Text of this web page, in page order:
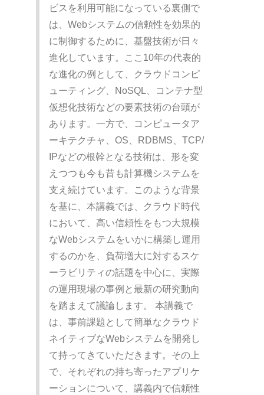
ビスを利用可能になっている裏側で
は、Webシステムの信頼性を効果的
に制御するために、基盤技術が日々
進化しています。ここ10年の代表的
な進化の例として、クラウドコンピ
ューティング、NoSQL、コンテナ型
仮想化技術などの要素技術の台頭が
あります。一方で、コンピュータア
ーキテクチャ、OS、RDBMS、TCP/
IPなどの根幹となる技術は、形を変
えつつも今も昔も計算機システムを
支え続けています。このような背景
を基に、本講義では、クラウド時代
において、高い信頼性をもつ大規模
なWebシステムをいかに構築し運用
するのかを、負荷増大に対するスケ
ーラビリティの話題を中心に、実際
の運用現場の事例と最新の研究動向
を踏まえて議論します。 本講義で
は、事前課題として簡単なクラウド
ネイティブなWebシステムを開発し
て持ってきていただきます。その上
で、それぞれの持ち寄ったアプリケ
ーションについて、講義内で信頼性